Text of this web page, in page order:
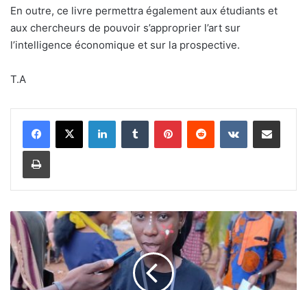
En outre, ce livre permettra également aux étudiants et
aux chercheurs de pouvoir s’approprier l’art sur
l’intelligence économique et sur la prospective.
T.A
S
N
C
:
l